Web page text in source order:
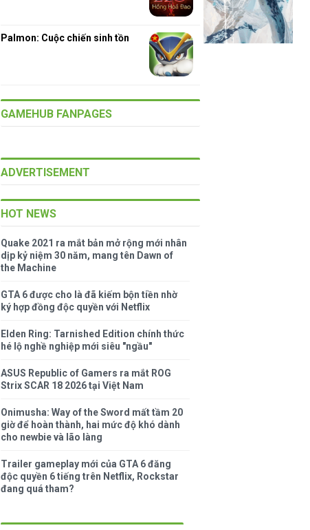
Palmon: Cuộc chiến sinh tồn
GAMEHUB FANPAGES
ADVERTISEMENT
HOT NEWS
Quake 2021 ra mắt bản mở rộng mới nhân
dịp kỷ niệm 30 năm, mang tên Dawn of
the Machine
GTA 6 được cho là đã kiếm bộn tiền nhờ
ký hợp đồng độc quyền với Netflix
Elden Ring: Tarnished Edition chính thức
hé lộ nghề nghiệp mới siêu "ngầu"
ASUS Republic of Gamers ra mắt ROG
Strix SCAR 18 2026 tại Việt Nam
Onimusha: Way of the Sword mất tầm 20
giờ để hoàn thành, hai mức độ khó dành
cho newbie và lão làng
Trailer gameplay mới của GTA 6 đăng
độc quyền 6 tiếng trên Netflix, Rockstar
đang quá tham?